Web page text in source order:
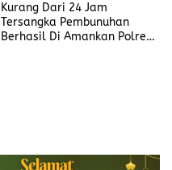
Kurang Dari 24 Jam
Tersangka Pembunuhan
Berhasil Di Amankan Polres